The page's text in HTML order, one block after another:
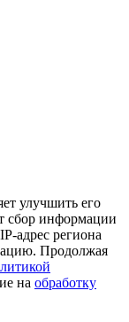
улучшить его
сбор информации
адрес региона
Продолжая
на обработку